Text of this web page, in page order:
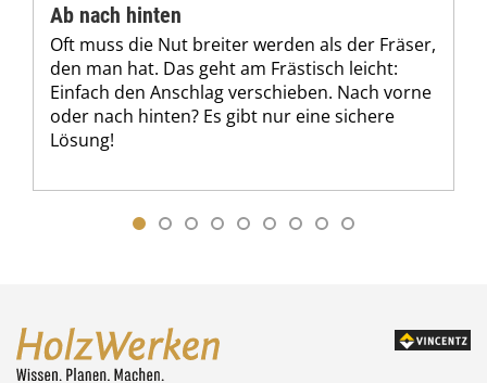
Ab nach hinten
Oft muss die Nut breiter werden als der Fräser,
den man hat. Das geht am Frästisch leicht:
Einfach den Anschlag verschieben. Nach vorne
oder nach hinten? Es gibt nur eine sichere
Lösung!